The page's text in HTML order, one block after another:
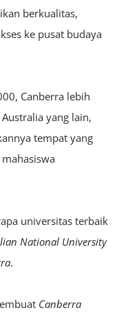
berkualitas,
ke pusat budaya
Canberra lebih
yang lain,
tempat yang
universitas terbaik
National University
.
Canberra